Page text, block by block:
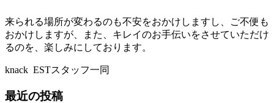
来られる場所が変わるのも不安をおかけしますし、ご不便も
おかけしますが、
また、キレイのお手伝いをさせていただけ
るのを、楽しみにしております。
knack ESTスタッフ一同
最近の投稿